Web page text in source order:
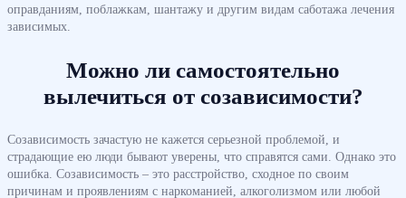
оправданиям, поблажкам, шантажу и другим видам саботажа лечения
зависимых.
Можно ли самостоятельно
вылечиться от созависимости?
Созависимость зачастую не кажется серьезной проблемой, и
страдающие ею люди бывают уверены, что справятся сами. Однако это
ошибка. Созависимость – это расстройство, сходное по своим
причинам и проявлениям с наркоманией, алкоголизмом или любой